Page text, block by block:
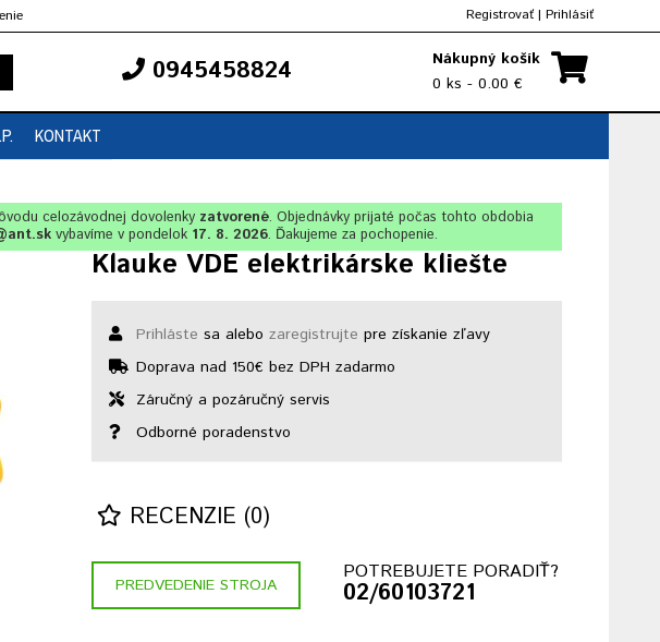
Registrovať | Prihlásiť
0945458824
Nákupný košík
0 ks - 0.00 €
KONTAKT
celozávodnej dovolenky zatvorené. Objednávky prijaté počas tohto obdobia
vybavíme v pondelok 17. 8. 2026. Ďakujeme za pochopenie.
Klauke VDE elektrikárske kliešte
Prihláste sa alebozaregistrujte pre získanie zľavy
Doprava nad 150€ bez DPH zadarmo
Záručný a pozáručný servis
Odborné poradenstvo
RECENZIE (0)
PREDVEDENIE STROJA
POTREBUJETE PORADIŤ?
02/60103721